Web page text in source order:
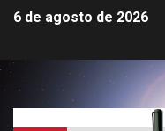
6 de agosto de 2026